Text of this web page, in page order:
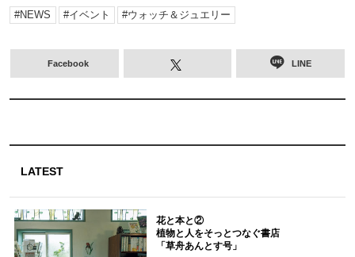
NEWS イベント ウォッチ＆ジュエリー
Facebook LINE
LATEST
花と本と②
植物と人をそっとつなぐ書店
「草舟あんとす号」